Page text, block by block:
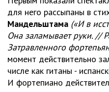
для него рассыпаны в
Мандельштама («И в
Она заламывает руки. //
Затравленного
момент действительно
числе как гитаны -
И фортепиано